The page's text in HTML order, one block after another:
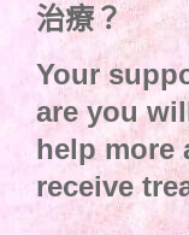
治療？
Your
are you
help more
receive